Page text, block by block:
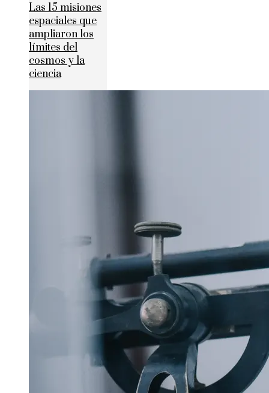
Las 15 misiones
espaciales que
ampliaron los
límites del
cosmos y la
ciencia